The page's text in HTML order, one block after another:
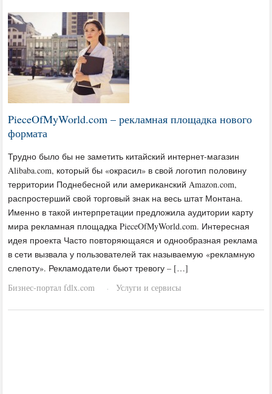
PieceOfMyWorld.com – рекламная площадка нового
формата
Трудно было бы не заметить китайский интернет-магазин
Alibaba.com, который бы «окрасил» в свой логотип половину
территории Поднебесной или американский Amazon.com,
распростерший свой торговый знак на весь штат Монтана.
Именно в такой интерпретации предложила аудитории карту
мира рекламная площадка PieceOfMyWorld.com. Интересная
идея проекта Часто повторяющаяся и однообразная реклама
в сети вызвала у пользователей так называемую «рекламную
слепоту». Рекламодатели бьют тревогу – […]
Бизнес-портал fdlx.com
· Услуги и сервисы